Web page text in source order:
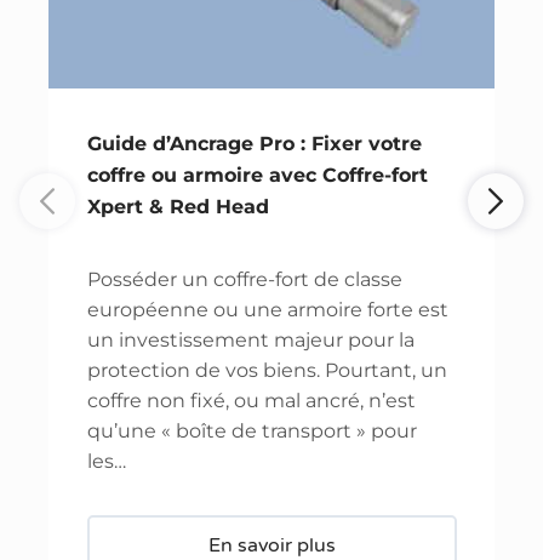
Guide d’Ancrage Pro : Fixer votre
coffre ou armoire avec Coffre-fort
Xpert & Red Head
Posséder un coffre-fort de classe
européenne ou une armoire forte est
un investissement majeur pour la
protection de vos biens. Pourtant, un
coffre non fixé, ou mal ancré, n’est
qu’une « boîte de transport » pour
les…
En savoir plus